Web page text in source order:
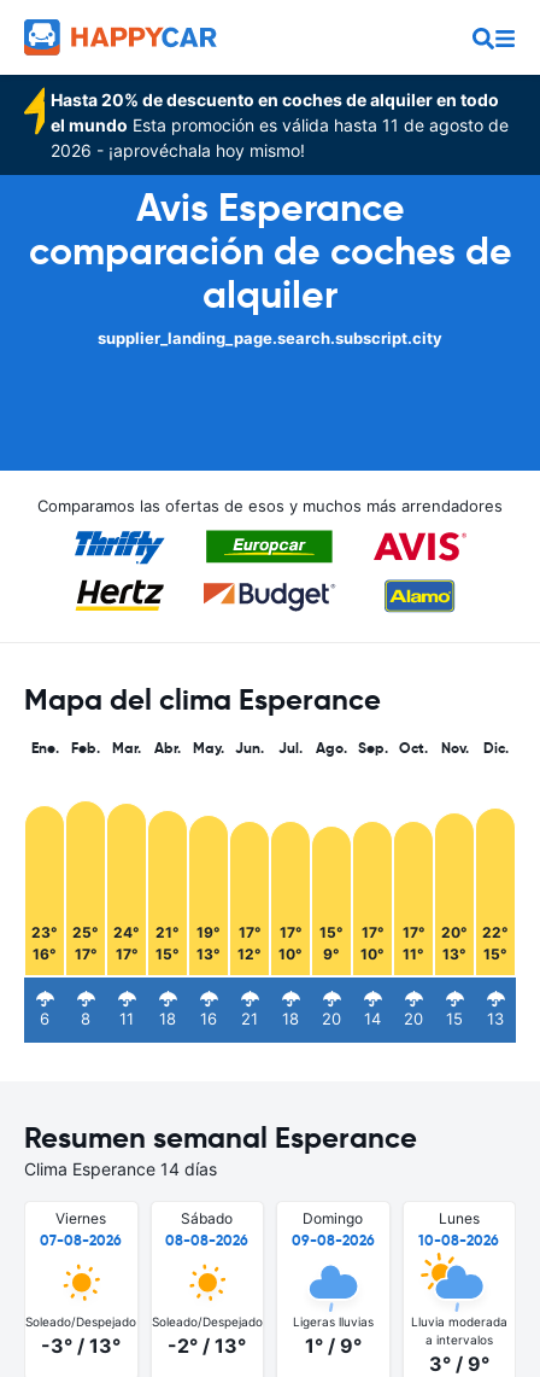
Hasta 20% de descuento en coches de alquiler en todo
el mundo Esta promoción es válida hasta 11 de agosto de
2026 - ¡aprovéchala hoy mismo!
Avis Esperance
comparación de coches de
alquiler
supplier_landing_page.search.subscript.city
Comparamos las ofertas de esos y muchos más arrendadores
Mapa del clima Esperance
Ene.
23°
16°
6
Feb.
25°
17°
8
Mar.
24°
17°
11
Abr.
21°
15°
18
May.
19°
13°
16
Jun.
17°
12°
21
Jul.
17°
10°
18
Ago.
15°
9°
20
Sep.
17°
10°
14
Oct.
17°
11°
20
Nov.
20°
13°
15
Dic.
22°
15°
13
Resumen semanal Esperance
Clima Esperance 14 días
Viernes
07-08-2026
Soleado/Despejado
-3° / 13°
Sábado
08-08-2026
Soleado/Despejado
-2° / 13°
Domingo
09-08-2026
Ligeras lluvias
1° / 9°
Lunes
10-08-2026
Lluvia moderada
a intervalos
3° / 9°